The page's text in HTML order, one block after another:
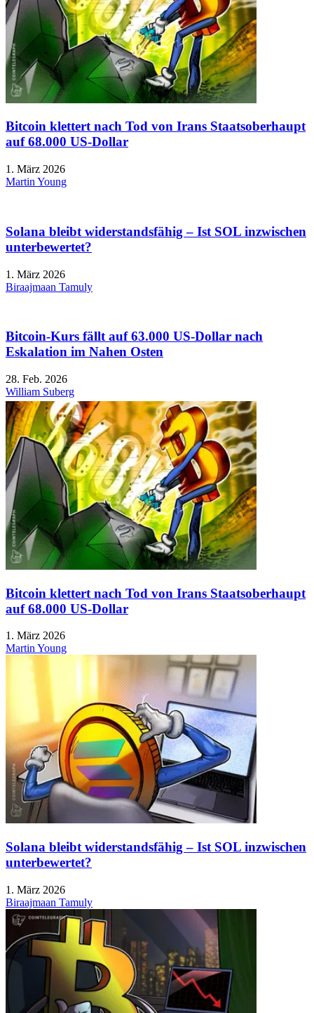
Bitcoin klettert nach Tod von Irans Staatsoberhaupt
auf 68.000 US-Dollar
1. März 2026
Martin Young
Solana bleibt widerstandsfähig – Ist SOL inzwischen
unterbewertet?
1. März 2026
Biraajmaan Tamuly
Bitcoin-Kurs fällt auf 63.000 US-Dollar nach
Eskalation im Nahen Osten
28. Feb. 2026
William Suberg
Bitcoin klettert nach Tod von Irans Staatsoberhaupt
auf 68.000 US-Dollar
1. März 2026
Martin Young
Solana bleibt widerstandsfähig – Ist SOL inzwischen
unterbewertet?
1. März 2026
Biraajmaan Tamuly